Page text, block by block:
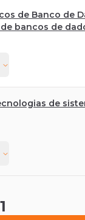
de Banco de
bancos de
de